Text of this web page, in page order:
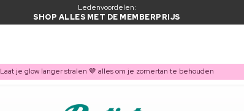
Ledenvoordelen:
SHOP ALLES MET DE MEMBERPRIJS
Laat je glow langer stralen 🤎 alles om je zomertan te behouden